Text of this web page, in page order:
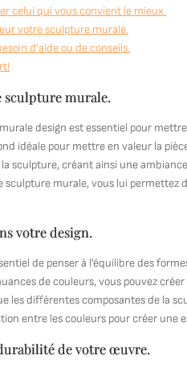
celui qui vous convient le mieux.
votre sculpture murale.
d’aide ou de conseils.
sculpture murale.
design est essentiel pour
idéale pour mettre en valeur la
sculpture, créant ainsi une
sculpture murale, vous lui permettez
votre design.
de penser à l’équilibre des
de couleurs, vous pouvez
les différentes composantes de la
entre les couleurs pour créer une
de votre œuvre.